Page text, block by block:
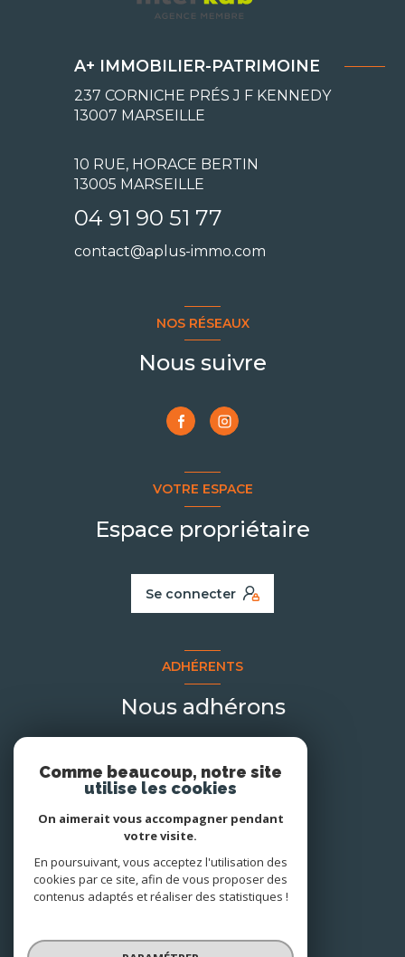
A+ IMMOBILIER-PATRIMOINE
237 CORNICHE PRÉS J F KENNEDY
13007 MARSEILLE
10 RUE, HORACE BERTIN
13005 MARSEILLE
04 91 90 51 77
contact@aplus-immo.com
NOS RÉSEAUX
Nous suivre
VOTRE ESPACE
Espace propriétaire
Se connecter
ADHÉRENTS
Nous adhérons
© 2026 | Tous droits réservés
Comme beaucoup, notre site
utilise les cookies
On aimerait vous accompagner pendant
votre visite.
En poursuivant, vous acceptez l'utilisation des
cookies par ce site, afin de vous proposer des
contenus adaptés et réaliser des statistiques !